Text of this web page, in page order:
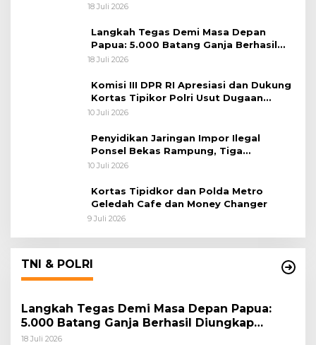
Lintas Negara
18 Juli 2026
Langkah Tegas Demi Masa Depan
Papua: 5.000 Batang Ganja Berhasil
Diungkap Koops TNI Habema
18 Juli 2026
Komisi III DPR RI Apresiasi dan Dukung
Kortas Tipikor Polri Usut Dugaan
Korupsi Batu Bara
10 Juli 2026
Penyidikan Jaringan Impor Ilegal
Ponsel Bekas Rampung, Tiga
Tersangka Sudah P-21 dan Satu Buron
10 Juli 2026
Kortas Tipidkor dan Polda Metro
Geledah Cafe dan Money Changer
9 Juli 2026
TNI & POLRI
Langkah Tegas Demi Masa Depan Papua:
5.000 Batang Ganja Berhasil Diungkap
Koops TNI Habema
18 Juli 2026